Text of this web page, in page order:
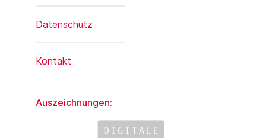
Datenschutz
Kontakt
Auszeichnungen: